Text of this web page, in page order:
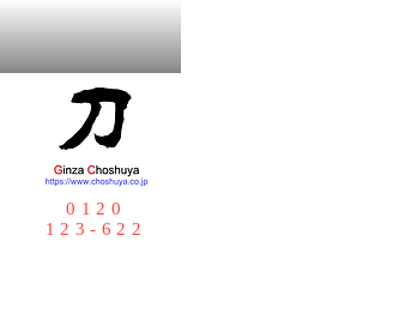
0120
123-622